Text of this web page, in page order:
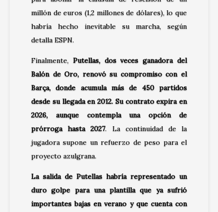
millón de euros (1,2 millones de dólares), lo que
habría hecho inevitable su marcha, según
detalla ESPN.
Finalmente, Putellas, dos veces ganadora del
Balón de Oro, renovó su compromiso con el
Barça, donde acumula más de 450 partidos
desde su llegada en 2012. Su contrato expira en
2026, aunque contempla una opción de
prórroga hasta 2027. La continuidad de la
jugadora supone un refuerzo de peso para el
proyecto azulgrana.
La salida de Putellas habría representado un
duro golpe para una plantilla que ya sufrió
importantes bajas en verano y que cuenta con